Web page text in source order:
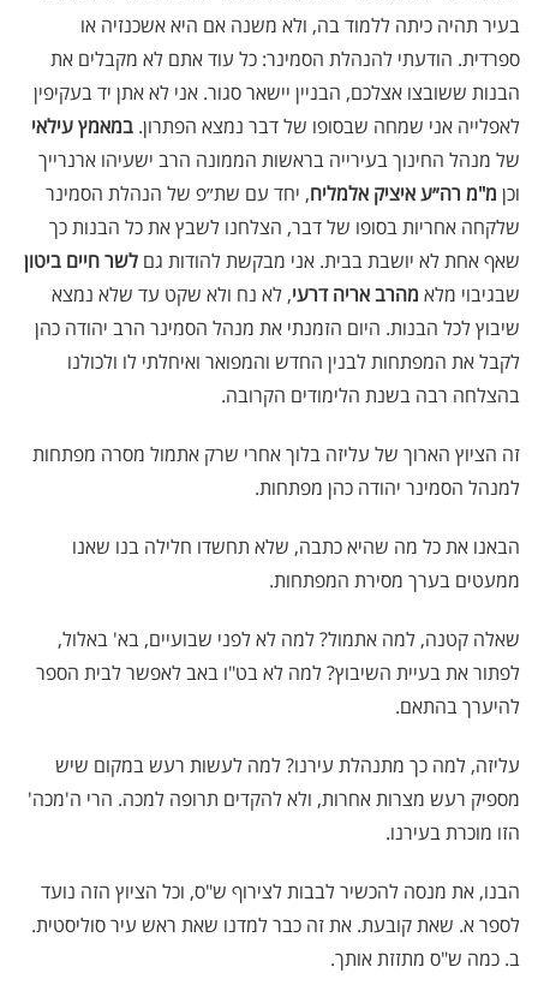
בעיר תהיה כיתה ללמוד בה, ולא משנה אם היא אשכנזיה או
ספרדית. הודעתי להנהלת הסמינר: כל עוד אתם לא מקבלים את
הבנות ששובצו אצלכם, הבניין יישאר סגור. אני לא אתן יד בעקיפין
לאפלייה אני שמחה שבסופו של דבר נמצא הפתרון. במאמץ עילאי
של מנהל החינוך בעירייה בראשות הממונה הרב ישעיהו ארנרייך
וכן מ"מ רה״עאיציק אלמליח, יחד עם שת״פ של הנהלת הסמינר
שלקחה אחריות בסופו של דבר, הצלחנו לשבץ את כל הבנות כך
שאף אחת לא יושבת בבית. אני מבקשת להודות גם לשר חיים ביטון
שבגיבוי מלא מהרב אריה דרעי, לא נח ולא שקט עד שלא נמצא
שיבוץ לכל הבנות. היום הזמנתי את מנהל הסמינר הרב יהודה כהן
לקבל את המפתחות לבנין החדש והמפואר ואיחלתי לו ולכולנו
בהצלחה רבה בשנת הלימודים הקרובה.
זה הציוץ הארוך של עליזה בלוך אחרי שרק אתמול מסרה מפתחות
למנהל הסמינר יהודה כהן מפתחות.
הבאנו את כל מה שהיא כתבה, שלא תחשדו חלילה בנו שאנו
ממעטים בערך מסירת המפתחות.
שאלה קטנה, למה אתמול? למה לא לפני שבועיים, בא' באלול,
לפתור את בעיית השיבוץ? למה לא בט"ו באב לאפשר לבית הספר
להיערך בהתאם.
עליזה, למה כך מתנהלת עירנו? למה לעשות רעש במקום שיש
מספיק רעש מצרות אחרות, ולא להקדים תרופה למכה. הרי ה'מכה'
הזו מוכרת בעירנו.
הבנו, את מנסה להכשיר לבבות לצירוף ש"ס, וכל הציוץ הזה נועד
לספר א. שאת קובעת. את זה כבר למדנו שאת ראש עיר סוליסטית.
ב. כמה ש"ס מתזזת אותך.